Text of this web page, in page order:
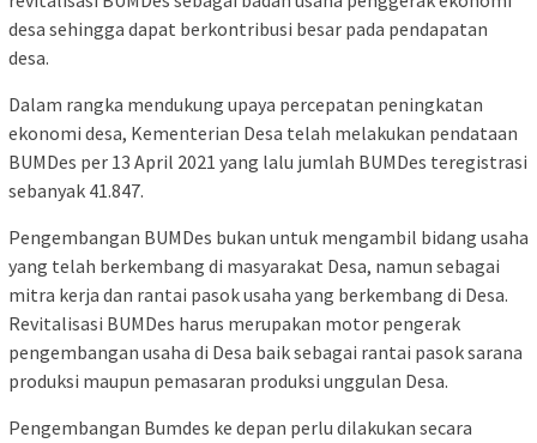
desa sehingga dapat berkontribusi besar pada pendapatan
desa.
Dalam rangka mendukung upaya percepatan peningkatan
ekonomi desa, Kementerian Desa telah melakukan pendataan
BUMDes per 13 April 2021 yang lalu jumlah BUMDes teregistrasi
sebanyak 41.847.
Pengembangan BUMDes bukan untuk mengambil bidang usaha
yang telah berkembang di masyarakat Desa, namun sebagai
mitra kerja dan rantai pasok usaha yang berkembang di Desa.
Revitalisasi BUMDes harus merupakan motor pengerak
pengembangan usaha di Desa baik sebagai rantai pasok sarana
produksi maupun pemasaran produksi unggulan Desa.
Pengembangan Bumdes ke depan perlu dilakukan secara